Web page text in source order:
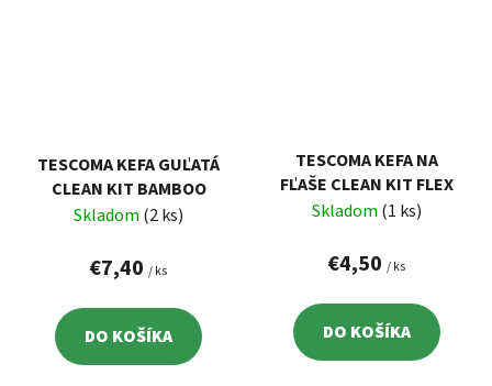
TESCOMA KEFA GUĽATÁ
CLEAN KIT BAMBOO
Skladom (2 ks)
€7,40 / ks
DO KOŠÍKA
TESCOMA KEFA NA
FĽAŠE CLEAN KIT FLEX
Skladom (1 ks)
€4,50 / ks
DO KOŠÍKA